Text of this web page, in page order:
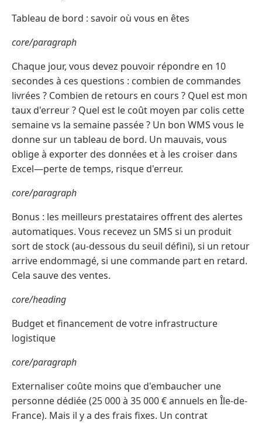
Tableau de bord : savoir où vous en êtes
core/paragraph
Chaque jour, vous devez pouvoir répondre en 10
secondes à ces questions : combien de commandes
livrées ? Combien de retours en cours ? Quel est mon
taux d'erreur ? Quel est le coût moyen par colis cette
semaine vs la semaine passée ? Un bon WMS vous le
donne sur un tableau de bord. Un mauvais, vous
oblige à exporter des données et à les croiser dans
Excel—perte de temps, risque d'erreur.
core/paragraph
Bonus : les meilleurs prestataires offrent des alertes
automatiques. Vous recevez un SMS si un produit
sort de stock (au-dessous du seuil défini), si un retour
arrive endommagé, si une commande part en retard.
Cela sauve des ventes.
core/heading
Budget et financement de votre infrastructure
logistique
core/paragraph
Externaliser coûte moins que d'embaucher une
personne dédiée (25 000 à 35 000 € annuels en Île-de-
France). Mais il y a des frais fixes. Un contrat